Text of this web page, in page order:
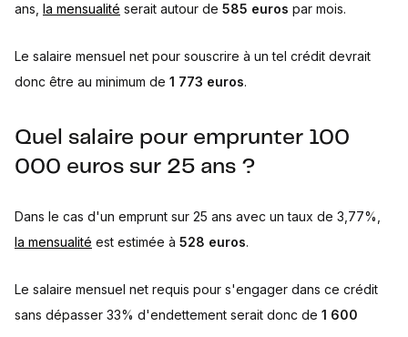
ans, la mensualité serait autour de 585 euros par mois.
Le salaire mensuel net pour souscrire à un tel crédit devrait
donc être au minimum de 1 773 euros.
Quel salaire pour emprunter 100
000 euros sur 25 ans ?
Dans le cas d'un emprunt sur 25 ans avec un taux de 3,77%,
la mensualité est estimée à 528 euros.
Le salaire mensuel net requis pour s'engager dans ce crédit
sans dépasser 33% d'endettement serait donc de 1 600